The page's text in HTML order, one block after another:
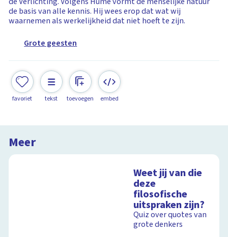
de basis van alle kennis. Hij wees erop dat wat wij
waarnemen als werkelijkheid dat niet hoeft te zijn.
Grote geesten
favoriet tekst toevoegen embed
Meer
Weet jij van die
deze
filosofische
uitspraken zijn?
Quiz over quotes van
grote denkers